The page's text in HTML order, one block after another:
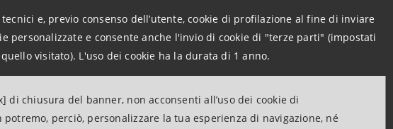
e, previo consenso dell’utente, cookie di profilazione al fine di inviare
personalizzate e consente anche l'invio di cookie di "terze parti" (impostati
visitato). L'uso dei cookie ha la durata di 1 anno.
di chiusura del banner, non acconsenti all’uso dei cookie di
potremo, perciò, personalizzare la tua esperienza di navigazione, né
un mondo possibile sarà veicolato su piattaforme digitali, dove
nell’ambito dell’arte, cultura, formazione, degli impegni
la banca fa per rispondere alle esigenze dei suoi interlocutori (giovani
sarà visibile sul nuovo sito web www.unmondopossibile.com.